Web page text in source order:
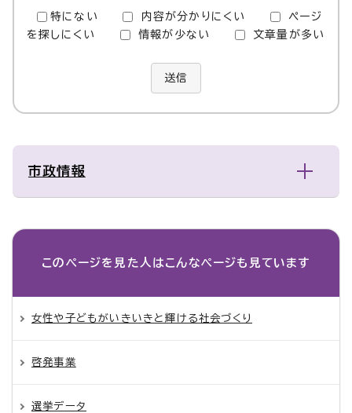
特にない 内容が分かりにくい
ページ
を探しにくい
情報が少ない 文章量が多い
送信
市政情報
このページを見た人は こんなページも見ています
女性や子どもがいきいきと輝ける社会づくり
啓発事業
選挙データ